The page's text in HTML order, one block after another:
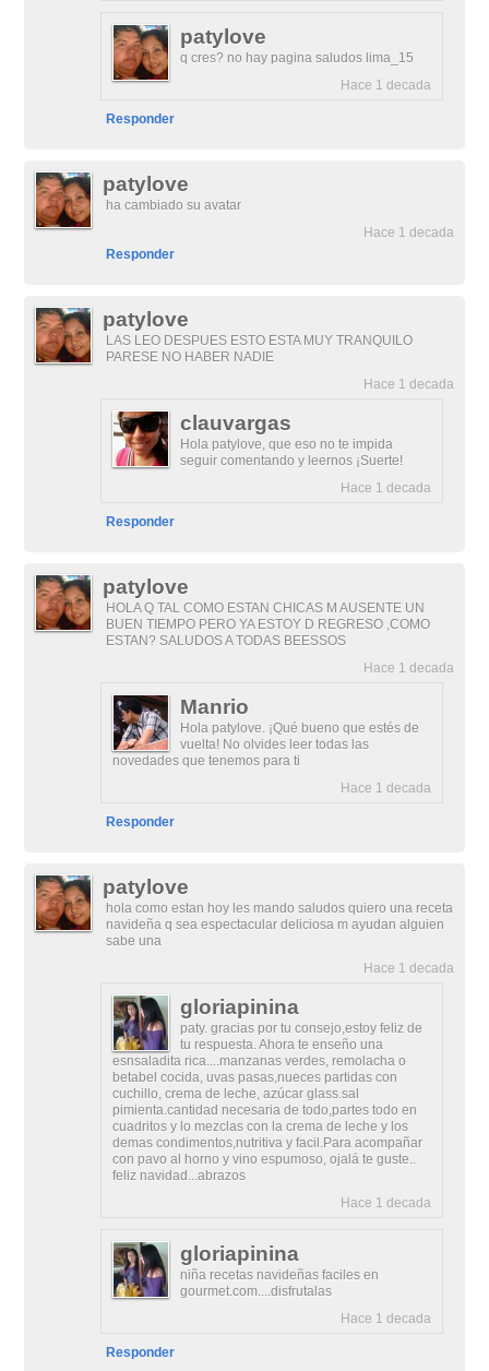
patylove
q cres? no hay pagina saludos lima_15
Hace 1 decada
Responder
patylove
ha cambiado su avatar
Hace 1 decada
Responder
patylove
LAS LEO DESPUES ESTO ESTA MUY TRANQUILO
PARESE NO HABER NADIE
Hace 1 decada
clauvargas
Hola patylove, que eso no te impida
seguir comentando y leernos ¡Suerte!
Hace 1 decada
Responder
patylove
HOLA Q TAL COMO ESTAN CHICAS M AUSENTE UN
BUEN TIEMPO PERO YA ESTOY D REGRESO ,COMO
ESTAN? SALUDOS A TODAS BEESSOS
Hace 1 decada
Manrio
Hola patylove. ¡Qué bueno que estés de
vuelta! No olvides leer todas las
novedades que tenemos para ti
Hace 1 decada
Responder
patylove
hola como estan hoy les mando saludos quiero una receta
navideña q sea espectacular deliciosa m ayudan alguien
sabe una
Hace 1 decada
gloriapinina
paty. gracias por tu consejo,estoy feliz de
tu respuesta. Ahora te enseño una
esnsaladita rica....manzanas verdes, remolacha o
betabel cocida, uvas pasas,nueces partidas con
cuchillo, crema de leche, azúcar glass.sal
pimienta.cantidad necesaria de todo,partes todo en
cuadritos y lo mezclas con la crema de leche y los
demas condimentos,nutritiva y facil.Para acompañar
con pavo al horno y vino espumoso, ojalá te guste..
feliz navidad...abrazos
Hace 1 decada
gloriapinina
niña recetas navideñas faciles en
gourmet.com....disfrutalas
Hace 1 decada
Responder